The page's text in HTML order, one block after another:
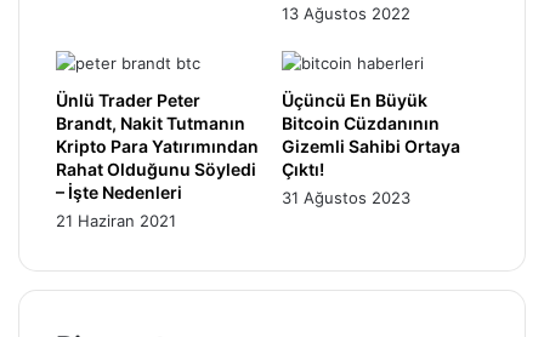
13 Ağustos 2022
Ünlü Trader Peter
Brandt, Nakit Tutmanın
Kripto Para Yatırımından
Rahat Olduğunu Söyledi
– İşte Nedenleri
21 Haziran 2021
Üçüncü En Büyük
Bitcoin Cüzdanının
Gizemli Sahibi Ortaya
Çıktı!
31 Ağustos 2023